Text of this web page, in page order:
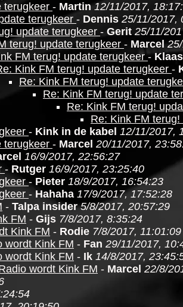
terugkeer - Martin 12/11/2017,
terugkeer - Dennis 25/11/2017,
update terugkeer - Gerit 25/11/
terug! update terugkeer - Marcel
FM terug! update terugkeer-
Kink FM terug! update terugkeer -
Re: Kink FM terug! update
Re: Kink FM terug! update
Re: Kink FM terug!
Re: Kink FM
- Kink in de kabel 12/11/2017,
terugkeer - Marcel 20/11/2017,
16/9/2017, 22:56:27
- Rutger 16/9/2017, 23:25:40
- Pieter 18/9/2017, 16:54:23
- Hahaha 17/9/2017, 17:52:28
- Talpa insider 5/8/2017, 20:57:29
FM - Gijs 7/8/2017, 8:35:24
Kink FM - Rodie 7/8/2017, 11:01:09
wordt Kink FM - Fan 29/11/2017,
wordt Kink FM - Ik 14/8/2017,
wordt Kink FM - Marcel 22/8/